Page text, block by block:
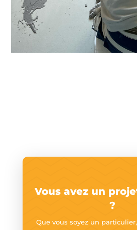
Vous avez un
?
Que vous soyez un